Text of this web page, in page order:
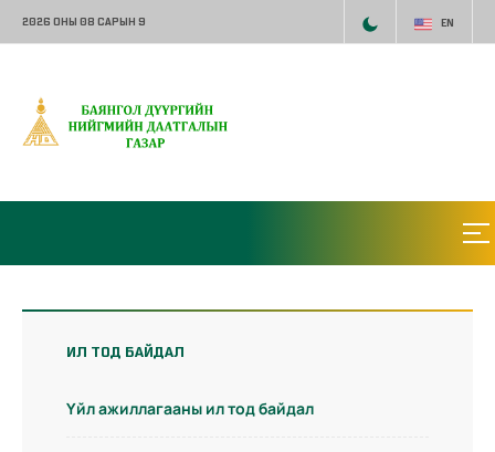
2026 ОНЫ 08 САРЫН 9 EN
ИЛ ТОД БАЙДАЛ
Үйл ажиллагааны ил тод байдал